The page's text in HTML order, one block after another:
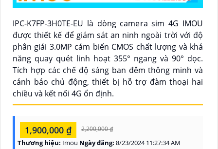
IPC-K7FP-3H0TE-EU là dòng camera sim 4G IMOU
được thiết kế để giám sát an ninh ngoài trời với độ
phân giải 3.0MP cảm biến CMOS chất lượng và khả
năng quay quét linh hoạt 355° ngang và 90° dọc.
Tích hợp các chế độ sáng ban đêm thông minh và
cảnh báo chủ động, thiết bị hỗ trợ đàm thoại hai
chiều và kết nối 4G ổn định.
1,900,000 ₫ 2,200,000 ₫
Thương hiệu: Imou Ngày đăng: 8/23/2024 11:27:34 AM